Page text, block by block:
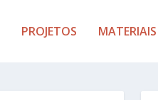
PROJETOS MATERIAIS